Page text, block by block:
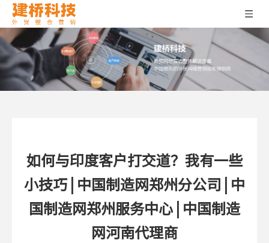
如何与印度客户打交道？我有一些
小技巧 | 中国制造网郑州分公司 | 中
国制造网郑州服务中心 | 中国制造
网河南代理商